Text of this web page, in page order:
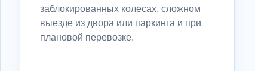
заблокированных колесах, сложном
выезде из двора или паркинга и при
плановой перевозке.